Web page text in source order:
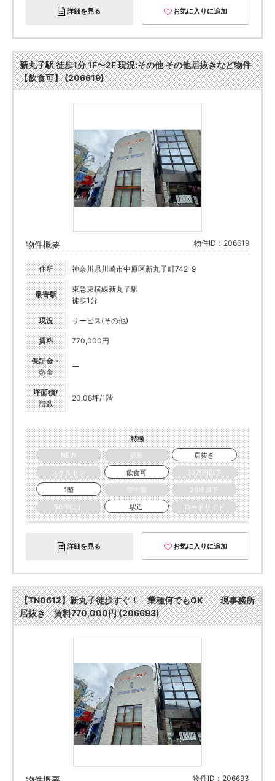
詳細を見る お気に入りに追加
新丸子駅 徒歩1分 1F〜2F 現況:その他 その他居抜きなど物件
【飲食可】 (206619)
物件概要 物件ID：206619
住所 神奈川県川崎市中原区新丸子町742-9
最寄駅
東急東横線新丸子駅
徒歩1分
現況 サービス(その他)
賃料 770,000円
保証金・
敷金
ー
坪面積/
階数
20.08坪/1階
特徴
NEW
更新
居抜き
スケルトン
飲食可
30万円以下
1階
空中階
20坪以下
50坪以上
駅近 ロードサイド
詳細を見る お気に入りに追加
【TN0612】新丸子徒歩すぐ！ 業種何でもOK 現事務所
居抜き 賃料770,000円 (206693)
物件ID：206693